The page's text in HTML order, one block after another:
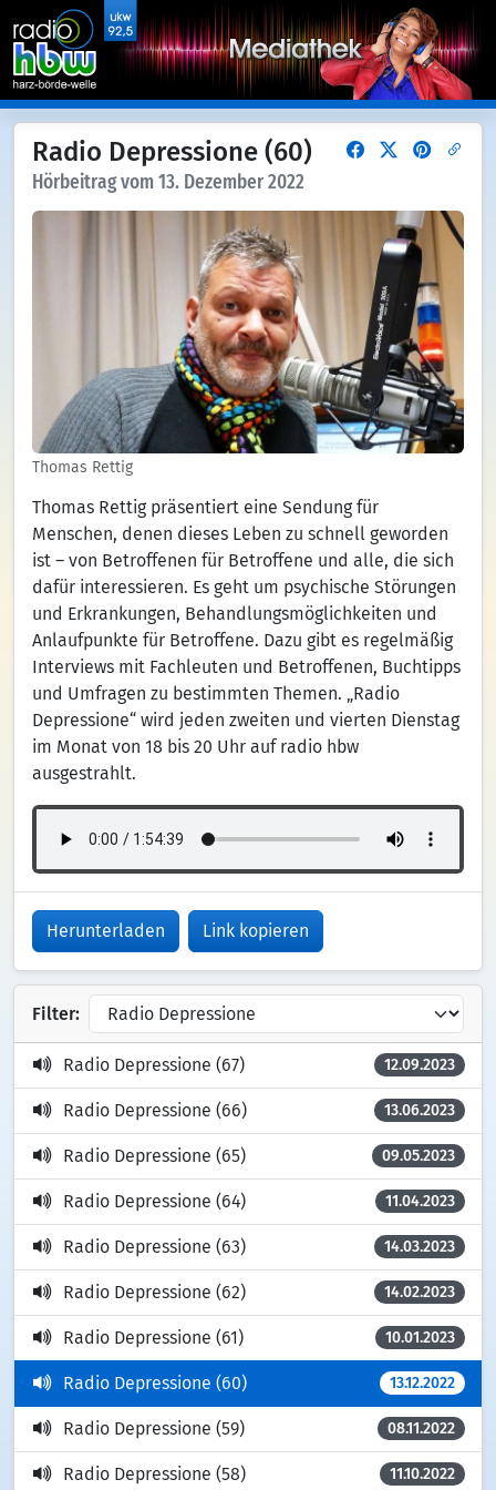
Radio Depressione (60)
Hörbeitrag vom 13. Dezember 2022
Thomas Rettig
Thomas Rettig präsentiert eine Sendung für
Menschen, denen dieses Leben zu schnell geworden
ist – von Betroffenen für Betroffene und alle, die sich
dafür interessieren. Es geht um psychische Störungen
und Erkrankungen, Behandlungsmöglichkeiten und
Anlaufpunkte für Betroffene. Dazu gibt es regelmäßig
Interviews mit Fachleuten und Betroffenen, Buchtipps
und Umfragen zu bestimmten Themen. „Radio
Depressione“ wird jeden zweiten und vierten Dienstag
im Monat von 18 bis 20 Uhr auf radio hbw
ausgestrahlt.
Herunterladen Link kopieren
Filter:
Radio Depressione (67) 12.09.2023
Radio Depressione (66) 13.06.2023
Radio Depressione (65) 09.05.2023
Radio Depressione (64) 11.04.2023
Radio Depressione (63) 14.03.2023
Radio Depressione (62) 14.02.2023
Radio Depressione (61) 10.01.2023
Radio Depressione (60) 13.12.2022
Radio Depressione (59) 08.11.2022
Radio Depressione (58) 11.10.2022